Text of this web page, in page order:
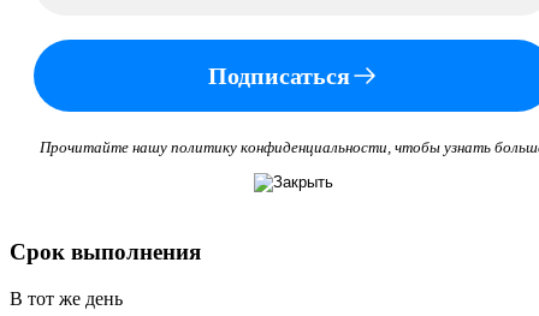
Подписаться
Прочитайте нашу политику конфиденциальности, чтобы узнать
Срок выполнения
В тот же день